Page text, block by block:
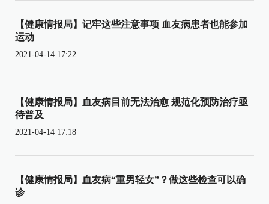
【健康情报局】记牢这些注意事项 血友病患者也能参加
运动
2021-04-14 17:22
【健康情报局】血友病目前无法治愈 规范化预防治疗亟
待普及
2021-04-14 17:18
【健康情报局】血友病“重男轻女”？做这些检查可以确
诊